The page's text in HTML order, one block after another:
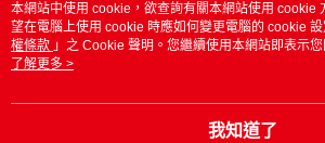
熱門標籤
本網站中使用 cookie，欲查詢有關本網站使用 cookie
望在電腦上使用 cookie 時應如何變更電腦的 cookie
權條款 」之 Cookie 聲明。您繼續使用本網站即表示
用條款之 Cookie 聲明使用 cookie。
了解更多 >
我知道了